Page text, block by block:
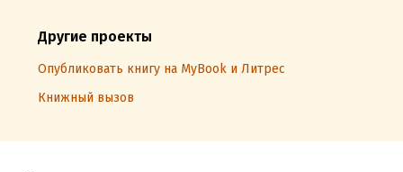
Другие проекты
Опубликовать книгу на MyBook и Литрес
Книжный вызов